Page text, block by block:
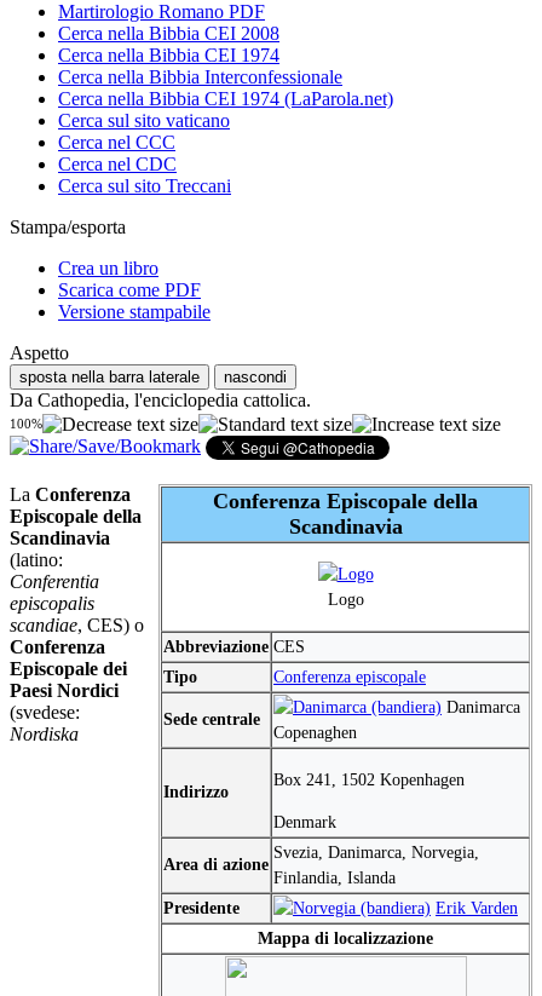
Martirologio Romano PDF
Cerca nella Bibbia CEI 2008
Cerca nella Bibbia CEI 1974
Cerca nella Bibbia Interconfessionale
Cerca nella Bibbia CEI 1974 (LaParola.net)
Cerca sul sito vaticano
Cerca nel CCC
Cerca nel CDC
Cerca sul sito Treccani
Stampa/esporta
Crea un libro
Scarica come PDF
Versione stampabile
Aspetto
sposta nella barra laterale nascondi
Da Cathopedia, l'enciclopedia cattolica.
100%
Conferenza Episcopale della
Scandinavia
Logo
Abbreviazione CES
Tipo
Conferenza episcopale
Sede centrale
Danimarca
Copenaghen
Indirizzo
Box 241, 1502 Kopenhagen
Denmark
Area di azione
Svezia, Danimarca, Norvegia,
Finlandia, Islanda
Presidente
Erik Varden
Mappa di localizzazione
La Conferenza
Episcopale della
Scandinavia
(latino:
Conferentia
episcopalis
scandiae, CES) o
Conferenza
Episcopale dei
Paesi Nordici
(svedese:
Nordiska